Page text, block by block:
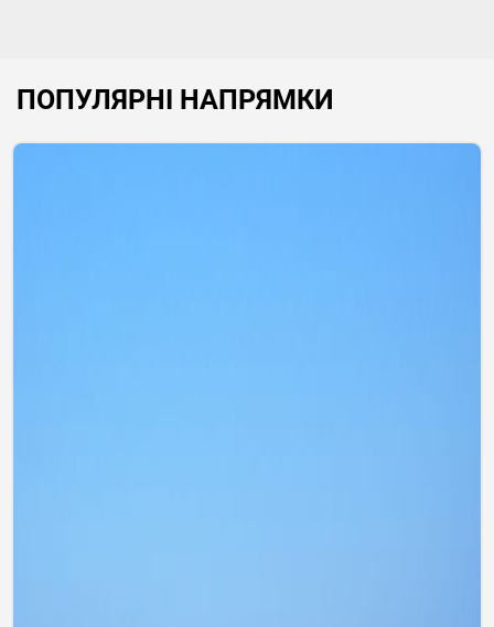
ПОПУЛЯРНІ НАПРЯМКИ